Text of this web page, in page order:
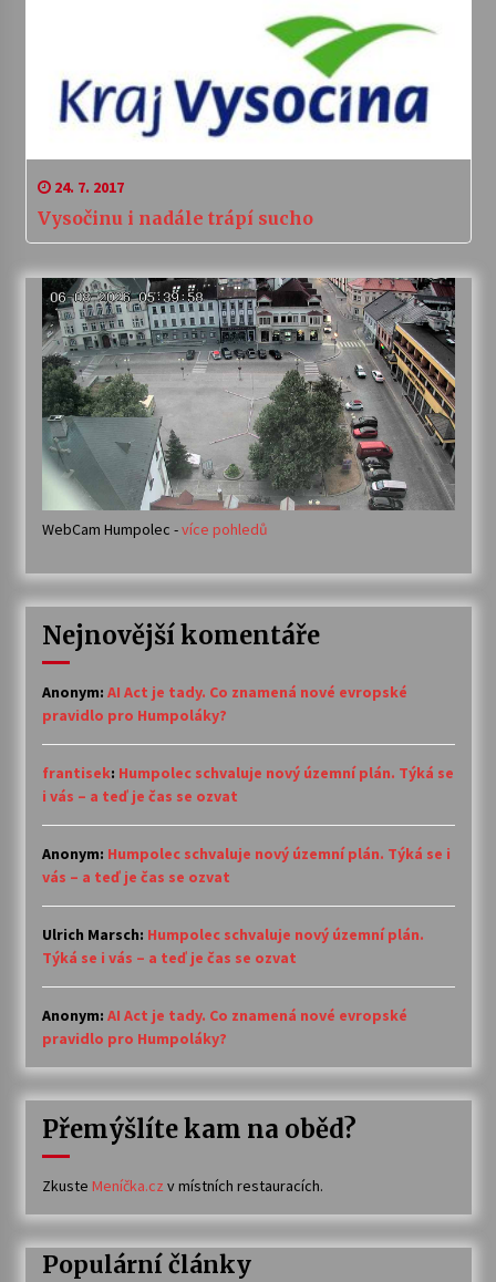
24. 7. 2017
Vysočinu i nadále trápí sucho
WebCam Humpolec -více pohledů
Nejnovější komentáře
Anonym: AI Act je tady. Co znamená nové evropské
pravidlo pro Humpoláky?
frantisek: Humpolec schvaluje nový územní plán. Týká se
i vás – a teď je čas se ozvat
Anonym: Humpolec schvaluje nový územní plán. Týká se i
vás – a teď je čas se ozvat
Ulrich Marsch: Humpolec schvaluje nový územní plán.
Týká se i vás – a teď je čas se ozvat
Anonym: AI Act je tady. Co znamená nové evropské
pravidlo pro Humpoláky?
Přemýšlíte kam na oběd?
Zkuste Meníčka.cz v místních restauracích.
Populární články